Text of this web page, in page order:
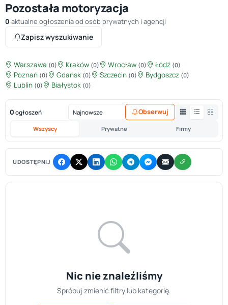
Pozostała motoryzacja
0 aktualne ogłoszenia od osób prywatnych i agencji
Zapisz wyszukiwanie
Warszawa (0) Kraków (0) Wrocław (0) Łódź (0)
Poznań (0) Gdańsk (0) Szczecin (0) Bydgoszcz (0)
Lublin (0) Białystok (0)
0 ogłoszeń
Wszyscy Prywatne Firmy
Obserwuj
UDOSTĘPNIJ
Nic nie znaleźliśmy
Spróbuj zmienić filtry lub kategorię.